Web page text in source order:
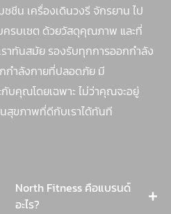
ชีน เครื่องเดินวงรี จักรยาน ไป
รบเซต ด้วยวัสดุคุณภาพ และที่
าทันสมัย รองรับทุกการออกกำลัง
กำลังกายที่ปลอดภัย มี
กับคุณโดยเฉพาะ ไม่ว่าคุณจะอยู่
สุขภาพที่ดีกับเราได้ทันที
North Fitness คือแบรนด์
อะไร?